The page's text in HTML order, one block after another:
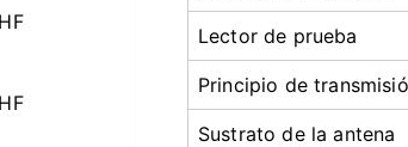
Lector de prueba
Principio de
Sustrato de la antena